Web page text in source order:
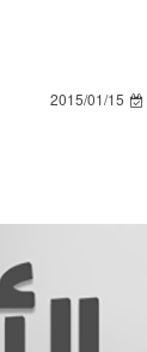
2015/01/15